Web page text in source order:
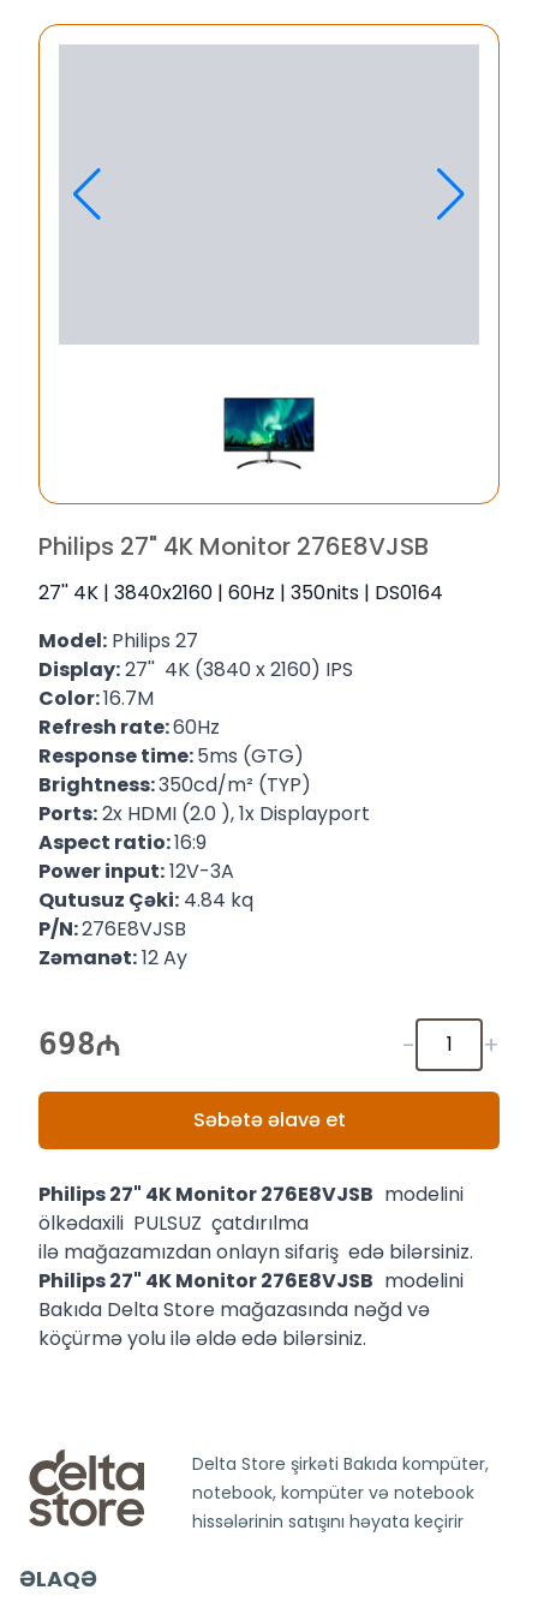
Philips 27" 4K Monitor 276E8VJSB
27'' 4K | 3840x2160 | 60Hz | 350nits | DS0164
Model: Philips 27
Display:27'' 4K (3840 x 2160) IPS
Color:16.7M
Refresh rate:60Hz
Response time:5ms (GTG)
Brightness:350cd/m² (TYP)
Ports:2x HDMI (2.0 ), 1x Displayport
Aspect ratio:16:9
Power input:12V-3A
Qutusuz Çəki: 4.84 kq
P/N:276E8VJSB
Zəmanət:12 Ay
698 - +
Səbətə əlavə et
Philips 27" 4K Monitor 276E8VJSB modelini
ölkədaxili PULSUZ çatdırılma
ilə mağazamızdan onlayn sifariş edə bilərsiniz.
Philips 27" 4K Monitor 276E8VJSB modelini
Bakıda Delta Store mağazasında nəğd və
köçürmə yolu ilə əldə edə bilərsiniz.
Delta Store şirkəti Bakıda kompüter,
notebook, kompüter və notebook
hissələrinin satışını həyata keçirir
ƏLAQƏ